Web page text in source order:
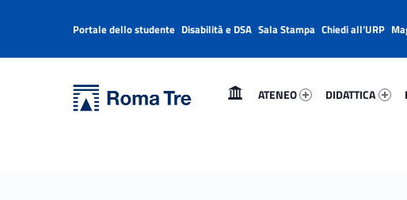
SIMONA COSTA - Università Roma Tre
ATENEO
DIDATTICA
Header info sidebar
Portale dello studente Disabilità e DSA Sala Stampa Chiedi all’URP